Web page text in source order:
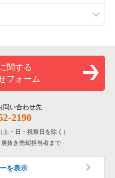
売却物件の案件一覧
売却物件の案件一覧
件の案件一覧
居抜き売却物件の案件一覧
売却物件の案件一覧
件の案件一覧
売却物件の案件一覧
の案件一覧
売却物件の案件一覧
居抜き売却物件の案件一覧
却物件の案件一覧
件の案件一覧
売却物件の案件一覧
件の案件一覧
居抜き売却物件の案件一覧
件の案件一覧
居抜き売却物件の案件一覧
関する
フォーム
問い合わせ先
2190
・日・祝祭日を除く）
抜き売却担当者まで
を表示